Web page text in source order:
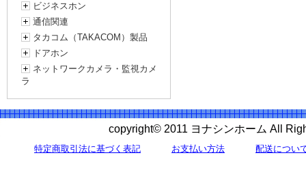
ビジネスホン
通信関連
タカコム（TAKACOM）製品
ドアホン
ネットワークカメラ・監視カメ
ラ
copyright© 2011 ヨナシンホーム All
特定商取引法に基づく表記 お支払い方法 配送につい